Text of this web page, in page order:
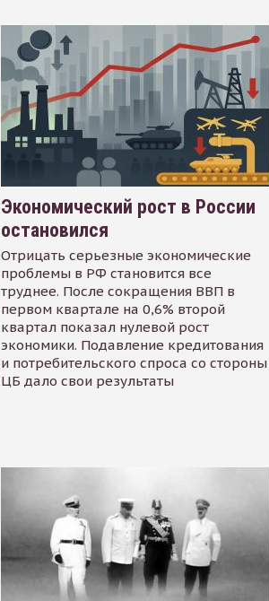
Экономический рост в России
остановился
Отрицать серьезные экономические
проблемы в РФ становится все
труднее. После сокращения ВВП в
первом квартале на 0,6% второй
квартал показал нулевой рост
экономики. Подавление кредитования
и потребительского спроса со стороны
ЦБ дало свои результаты